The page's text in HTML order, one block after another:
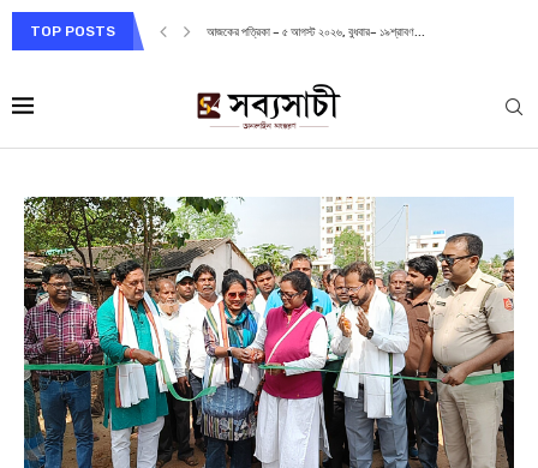
TOP POSTS আজকের পত্রিকা – ৫ আগস্ট ২০২৬, বুধবার– ১৯শ্রাবণ...